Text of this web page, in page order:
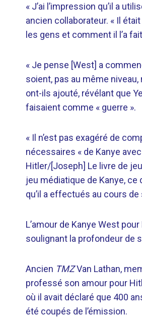
« J’ai l’impression qu’il a
ancien collaborateur. « Il
les gens et comment il l’a
« Je pense [West] a
soient, pas au même
ont-ils ajouté, révélant que
faisaient comme « guerre ».
« Il n’est pas exagéré de
nécessaires « de Kanye
Hitler/[Joseph] Le livre de
jeu médiatique de Kanye,
qu’il a effectués au cours de
L’amour de Kanye West
soulignant la profondeur de
Ancien TMZVan Lathan,
professé son amour pour
où il avait déclaré que 400
été coupés de l’émission.